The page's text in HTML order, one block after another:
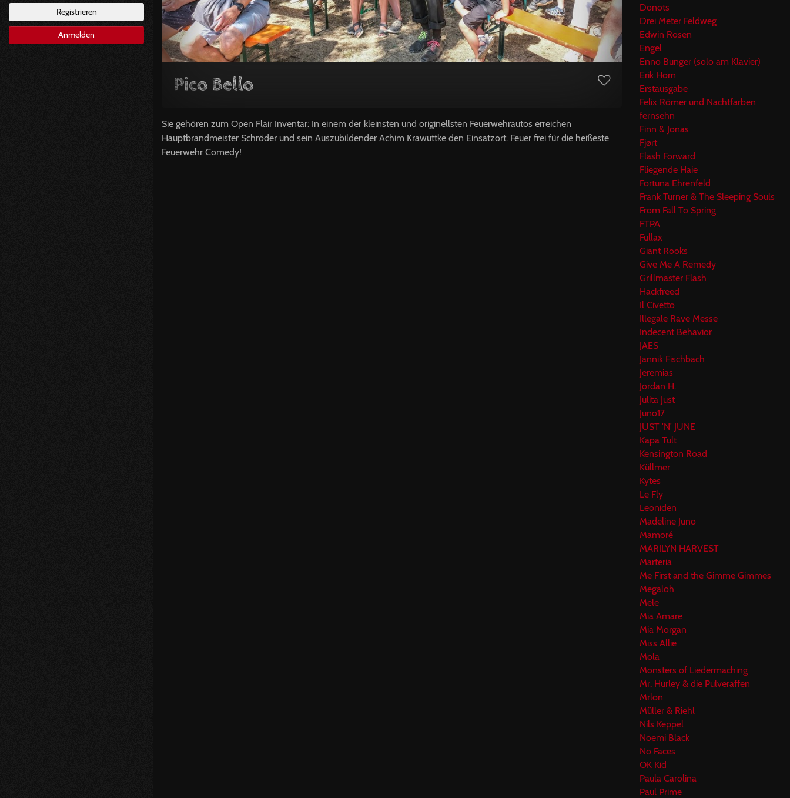
Registrieren
Anmelden
Pico Bello
Sie gehören zum Open Flair Inventar: In einem der kleinsten und originellsten Feuerwehrautos erreichen
Hauptbrandmeister Schröder und sein Auszubildender Achim Krawuttke den Einsatzort. Feuer frei für die heißeste
Feuerwehr Comedy!
Donots
Drei Meter Feldweg
Edwin Rosen
Engel
Enno Bunger (solo am Klavier)
Erik Horn
Erstausgabe
Felix Römer und Nachtfarben
fernsehn
Finn & Jonas
Fjørt
Flash Forward
Fliegende Haie
Fortuna Ehrenfeld
Frank Turner & The Sleeping Souls
From Fall To Spring
FTPA
Fullax
Giant Rooks
Give Me A Remedy
Grillmaster Flash
Hackfreed
Il Civetto
Illegale Rave Messe
Indecent Behavior
JAES
Jannik Fischbach
Jeremias
Jordan H.
Julita Just
Juno17
JUST 'N' JUNE
Kapa Tult
Kensington Road
Küllmer
Kytes
Le Fly
Leoniden
Madeline Juno
Mamoré
MARILYN HARVEST
Marteria
Me First and the Gimme Gimmes
Megaloh
Mele
Mia Amare
Mia Morgan
Miss Allie
Mola
Monsters of Liedermaching
Mr. Hurley & die Pulveraffen
Mrlon
Müller & Riehl
Nils Keppel
Noemi Black
No Faces
OK Kid
Paula Carolina
Paul Prime